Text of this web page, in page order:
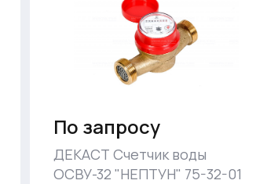
По запросу
ДЕКАСТ Счетчик воды
ОСВУ-32 "НЕПТУН" 75-32-01